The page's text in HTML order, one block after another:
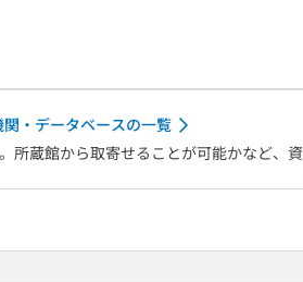
・データベースの一覧
所蔵館から取寄せることが可能かなど、資